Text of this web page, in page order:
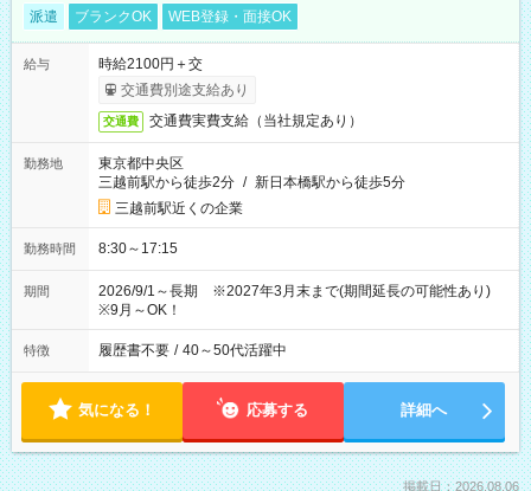
派遣 ブランクOK WEB登録・面接OK
給与
時給2100円＋交
交通費別途支給あり
交通費 交通費実費支給（当社規定あり）
勤務地
東京都中央区
三越前駅から徒歩2分 / 新日本橋駅から徒歩5分
三越前駅近くの企業
勤務時間 8:30～17:15
期間
2026/9/1～長期 ※2027年3月末まで(期間延長の可能性あり)
※9月～OK！
特徴 履歴書不要 / 40～50代活躍中
気になる！ 応募する 詳細へ
掲載日：2026.08.06